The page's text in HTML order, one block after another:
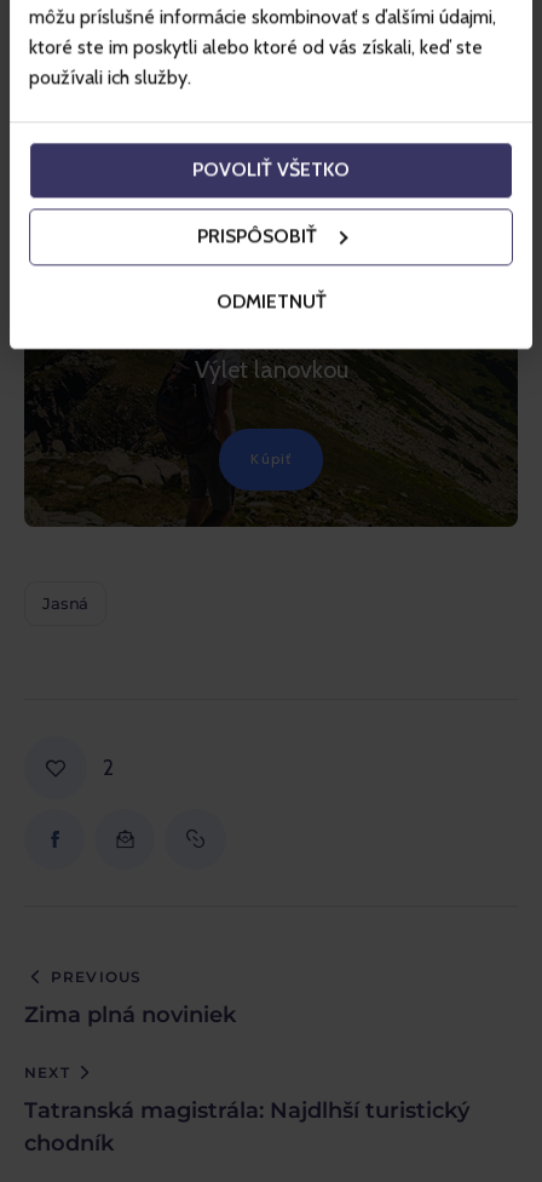
môžu príslušné informácie skombinovať s ďalšími údajmi,
ktoré ste im poskytli alebo ktoré od vás získali, keď ste
používali ich služby.
POVOLIŤ VŠETKO
PRISPÔSOBIŤ
ODMIETNUŤ
TIP JASNÁ
Jasná – Chopok
Výlet lanovkou
Kúpiť
Jasná
2
PREVIOUS
Zima plná noviniek
NEXT
Tatranská magistrála: Najdlhší turistický
chodník